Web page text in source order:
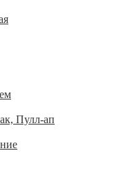
Пулл-ап